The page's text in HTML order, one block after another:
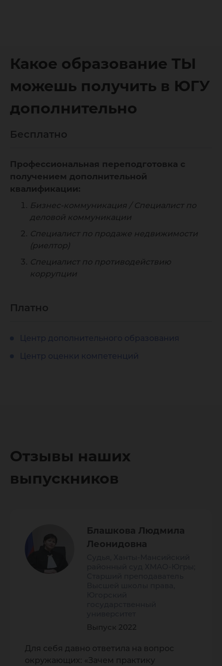
Какое образование ТЫ
можешь получить в ЮГУ
дополнительно
Бесплатно
Профессиональная переподготовка с
получением дополнительной
квалификации:
Бизнес-коммуникация / Специалист по
деловой коммуникации
Специалист по продаже недвижимости
(риелтор)
Специалист по противодействию
коррупции
Платно
Центр дополнительного образования
Центр оценки компетенций
Отзывы наших
выпускников
Блашкова Людмила
Леонидовна
Выпуск 2022
Для себя давно ответила на вопрос
окружающих: «Зачем практику